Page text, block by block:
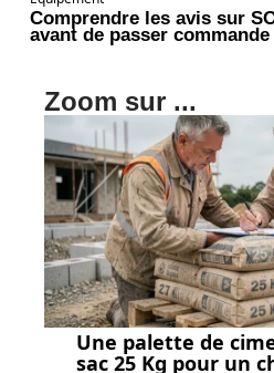
Comprendre les avis sur
avant de passer commande
Zoom sur ...
Une palette de
sac 25 Kg pour un